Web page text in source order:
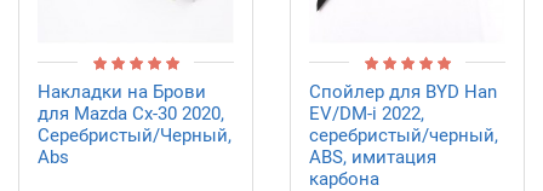
Накладки на Брови
для Mazda Cx-30 2020,
Серебристый/Черный,
Abs
Спойлер для BYD Han
EV/DM-i 2022,
серебристый/черный,
ABS, имитация
карбона